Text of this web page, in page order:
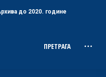
до 2020. године
Search:
ПРЕТРАГА